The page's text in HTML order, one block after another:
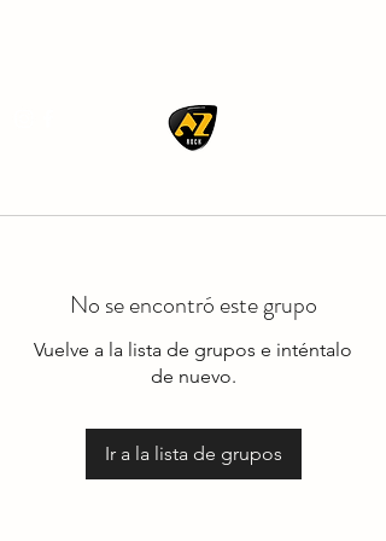
No se encontró este grupo
Vuelve a la lista de grupos e inténtalo
de nuevo.
Ir a la lista de grupos